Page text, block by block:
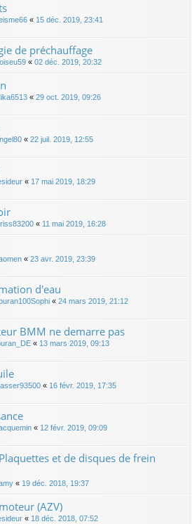
« 15 déc. 2019, 23:41
de préchauffage
« 02 déc. 2019, 20:32
« 29 oct. 2019, 09:26
« 22 juil. 2019, 12:55
« 17 mai 2019, 18:29
« 11 mai 2019, 16:28
« 23 avr. 2019, 23:39
d'eau
« 24 mars 2019, 21:12
BMM ne demarre pas
« 13 mars 2019, 09:13
« 16 févr. 2019, 17:35
« 12 févr. 2019, 09:09
et de disques de frein
« 19 déc. 2018, 19:37
(AZV)
« 18 déc. 2018, 07:52